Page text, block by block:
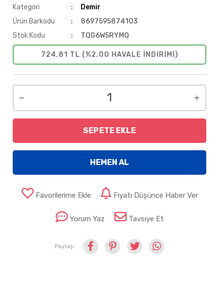
Kategori
Demir
Ürün Barkodu
8697595874103
Stok Kodu
TQG6W5RYMQ
724,81 TL (%2,00 HAVALE INDIRIMI)
SEPETE EKLE
HEMEN AL
Favorilerime Ekle Fiyatı Düşünce Haber Ver
Yorum Yaz Tavsiye Et
Paylaş :